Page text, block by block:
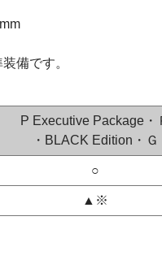
備です。
P Executive Package・
・BLACK Edition・Ｇ
○
▲※